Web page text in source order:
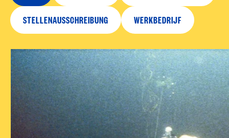
STELLENAUSSCHREIBUNG WERKBEDRIJF